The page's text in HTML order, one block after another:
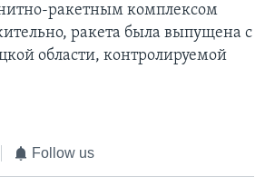
ракетным комплексом
ракета была выпущена с
области, контролируемой
Follow us